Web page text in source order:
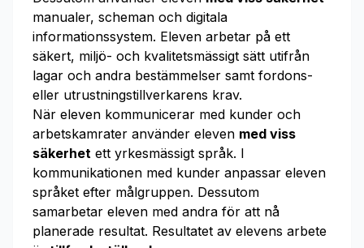
manualer, scheman och digitala
informationssystem. Eleven arbetar på ett
säkert, miljö- och kvalitetsmässigt sätt utifrån
lagar och andra bestämmelser samt fordons-
eller utrustningstillverkarens krav.
När eleven kommunicerar med kunder och
arbetskamrater använder eleven med viss
säkerhet ett yrkesmässigt språk. I
kommunikationen med kunder anpassar eleven
språket efter målgruppen. Dessutom
samarbetar eleven med andra för att nå
planerade resultat. Resultatet av elevens arbete